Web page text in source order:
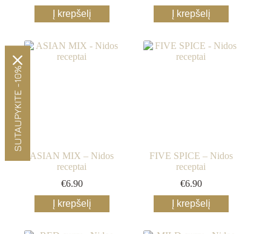
Į krepšelį
Į krepšelį
ASIAN MIX – Nidos
receptai
€6.90
Į krepšelį
FIVE SPICE – Nidos
receptai
€6.90
Į krepšelį
SUTAUPYKITE -10%